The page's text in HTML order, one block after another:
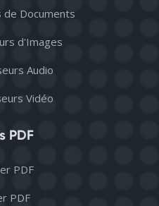
Documents
d'Images
Audio
Vidéo
PDF
PDF
PDF